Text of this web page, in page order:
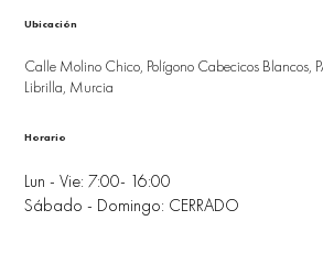
Ubicación
Calle Molino Chico, Polígono Cabecicos Blancos,
Librilla, Murcia
Lun - Vie: 7:00- 16:00
Sábado - Domingo: CERRADO
Horario